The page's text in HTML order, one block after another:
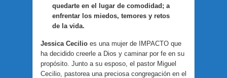
quedarte en el lugar de comodidad; a
enfrentar los miedos, temores y retos
de la vida.
Jessica Cecilio es una mujer de IMPACTO que
ha decidido creerle a Dios y caminar por fe en su
propósito. Junto a su esposo, el pastor Miguel
Cecilio, pastorea una preciosa congregación en el